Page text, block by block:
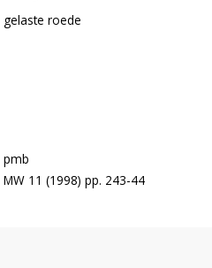
gelaste roede
pmb
MW 11 (1998) pp. 243-44